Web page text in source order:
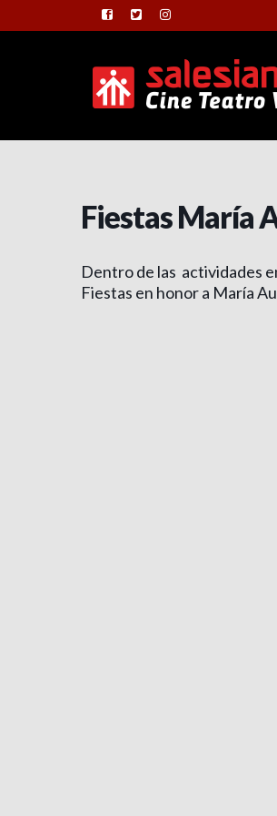
Fiestas María
Dentro de las actividades
Fiestas en honor a María